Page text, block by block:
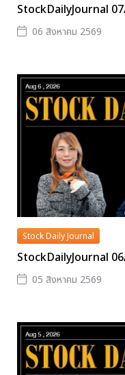
StockDailyJournal
06 สิงหาคม 2569
Stock Daily Journal
StockDailyJournal
05 สิงหาคม 2569